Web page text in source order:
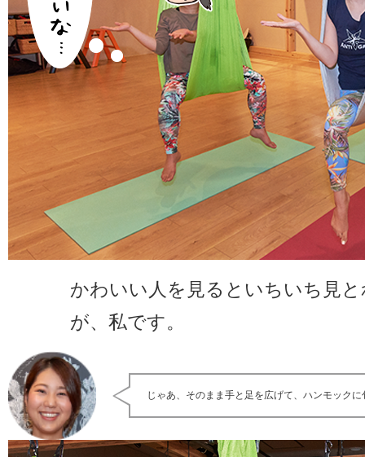
かわいい人を見るといちいち見
が、私です。
じゃあ、そのまま手と足を広げて、ハンモック